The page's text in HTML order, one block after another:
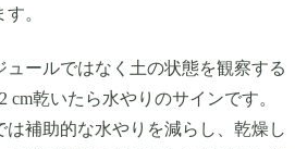
。
ールではなく土の状態を観察する
cm乾いたら水やりのサインです。
は補助的な水やりを減らし、乾燥し